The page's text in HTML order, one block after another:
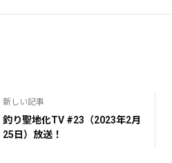
新しい記事
釣り聖地化TV #23（2023年2月
25日）放送！